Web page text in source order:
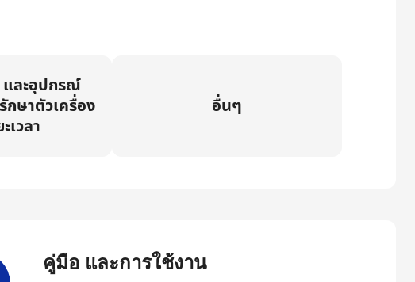
ละอุปกรณ์
กษาตัวเครื่อง
เวลา
อื่นๆ
คู่มือ และการใช้งาน